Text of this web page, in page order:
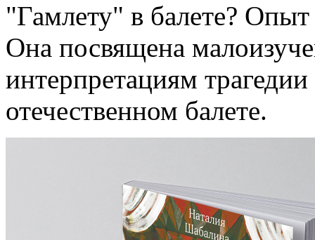
"Гамлету" в балете?
Она посвящена
интерпретациям
отечественном балете.